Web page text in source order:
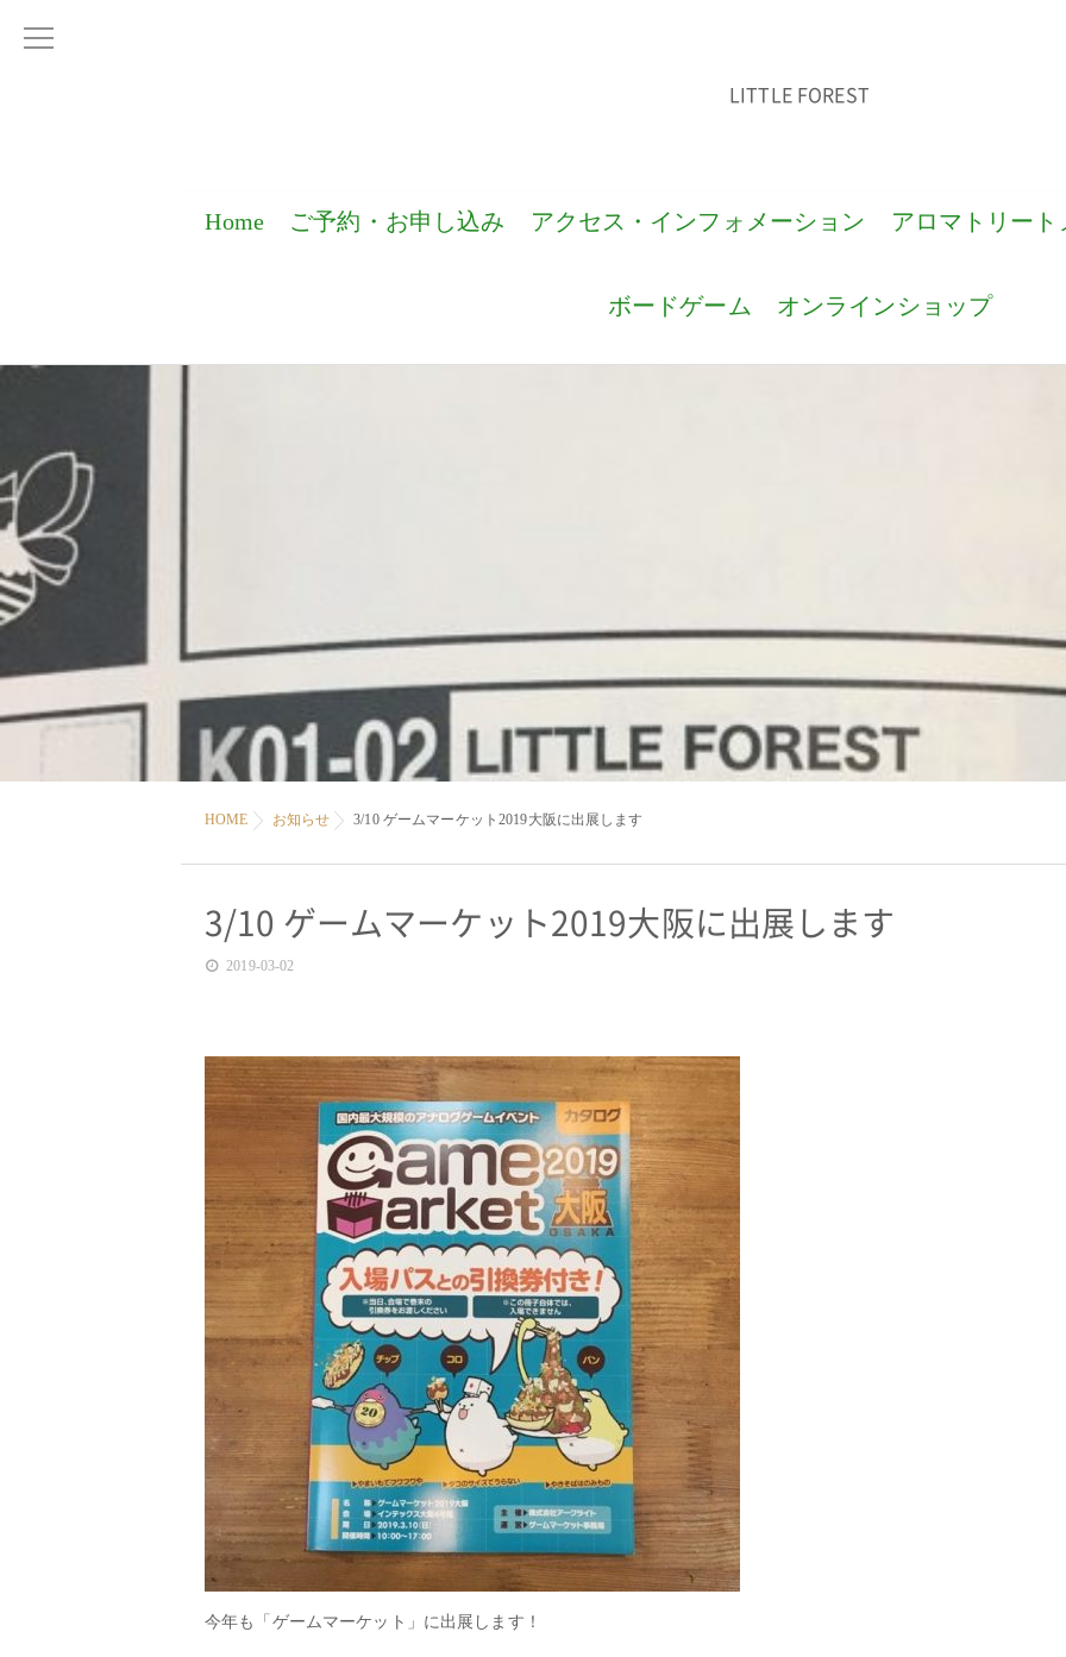
LITTLE FOREST
Home ご予約・お申し込み アクセス・インフォメーション アロマトリート
ボードゲーム オンラインショップ
HOME お知らせ 3/10 ゲームマーケット2019大阪に出展します
3/10 ゲームマーケット2019大阪に出展します
2019-03-02
今年も「ゲームマーケット」に出展します！